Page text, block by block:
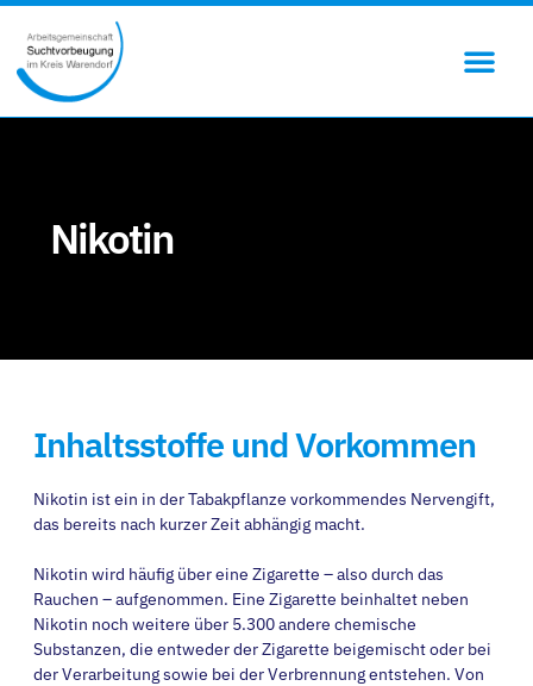
Nikotin
Inhaltsstoffe und Vorkommen
Nikotin ist ein in der Tabakpflanze vorkommendes Nervengift,
das bereits nach kurzer Zeit abhängig macht.
Nikotin wird häufig über eine Zigarette – also durch das
Rauchen – aufgenommen. Eine Zigarette beinhaltet neben
Nikotin noch weitere über 5.300 andere chemische
Substanzen, die entweder der Zigarette beigemischt oder bei
der Verarbeitung sowie bei der Verbrennung entstehen. Von